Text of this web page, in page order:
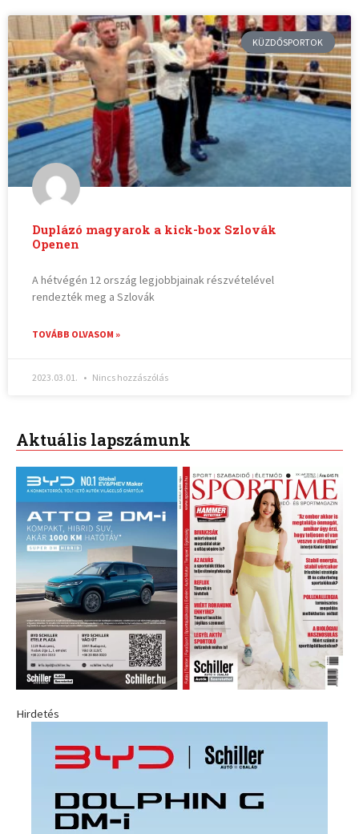
KÜZDŐSPORTOK
Duplázó magyarok a kick-box Szlovák
Openen
A hétvégén 12 ország legjobbjainak részvételével
rendezték meg a Szlovák
TOVÁBB OLVASOM »
2023.03.01. Nincs hozzászólás
Aktuális lapszámunk
Hirdetés